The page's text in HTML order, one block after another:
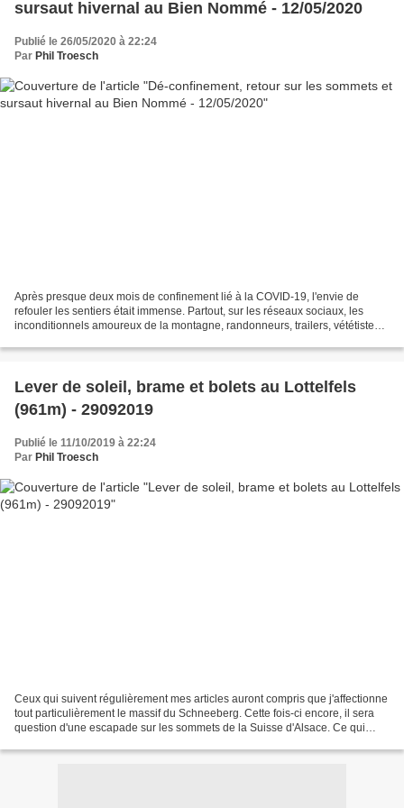
sursaut hivernal au Bien Nommé - 12/05/2020
Publié le 26/05/2020 à 22:24
Par Phil Troesch
Après presque deux mois de confinement lié à la COVID-19, l'envie de
refouler les sentiers était immense. Partout, sur les réseaux sociaux, les
inconditionnels amoureux de la montagne, randonneurs, trailers, vététistes,
Lever de soleil, brame et bolets au Lottelfels
(961m) - 29092019
Publié le 11/10/2019 à 22:24
Par Phil Troesch
Ceux qui suivent régulièrement mes articles auront compris que j'affectionne
tout particulièrement le massif du Schneeberg. Cette fois-ci encore, il sera
question d'une escapade sur les sommets de la Suisse d'Alsace. Ce qui